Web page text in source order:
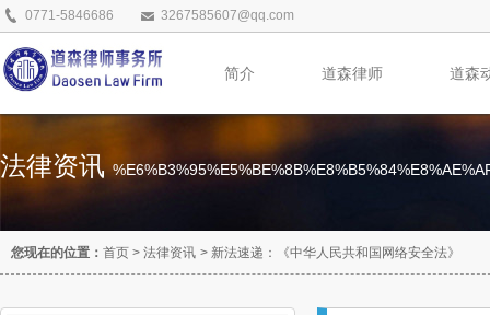
0771-5846686 3267585607@qq.com
简介 道森律师 道森
法律资讯
您现在的位置： 首页 > 法律资讯 > 新法速递：《中华人民共和国网络安全法》